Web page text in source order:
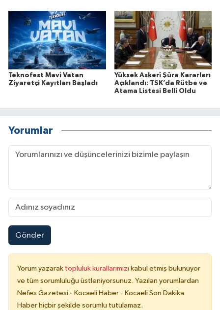
Teknofest Mavi Vatan
Ziyaretçi Kayıtları Başladı
Yüksek Askerî Şûra Kararları
Açıklandı: TSK’da Rütbe ve
Atama Listesi Belli Oldu
Yorumlar
Gönder
Yorum yazarak topluluk kurallarımızı kabul etmiş bulunuyor
ve tüm sorumluluğu üstleniyorsunuz. Yazılan yorumlardan
Nefes Gazetesi - Kocaeli Haber - Kocaeli Son Dakika
Haber hiçbir şekilde sorumlu tutulamaz.